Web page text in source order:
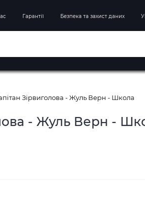
Гарантії Безпека та захист даних
Зірвиголова - Жуль Верн - Школа
- Жуль Верн -